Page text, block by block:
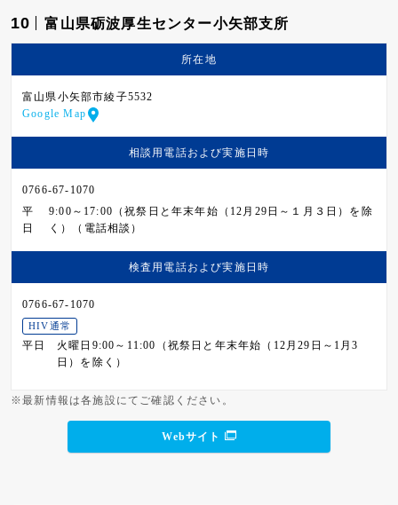
10 富山県砺波厚生センター小矢部支所
所在地
富山県小矢部市綾子5532
Google Map
相談用電話および実施日時
0766-67-1070
平
日
9:00～17:00（祝祭日と年末年始（12月29日～１月３日）を除
く）（電話相談）
検査用電話および実施日時
0766-67-1070
HIV通常
平日
火曜日9:00～11:00（祝祭日と年末年始（12月29日～1月3
日）を除く）
※最新情報は各施設にてご確認ください。
Webサイト